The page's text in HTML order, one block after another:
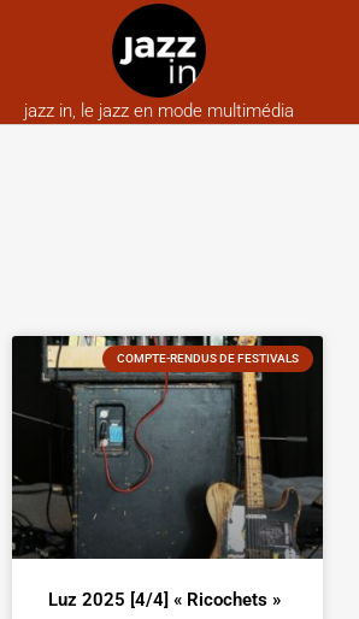
jazz in, le jazz en mode multimédia
COMPTE-RENDUS DE FESTIVALS
Luz 2025 [4/4] « Ricochets »